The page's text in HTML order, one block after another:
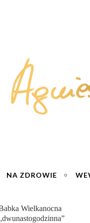
NA ZDROWIE
Genialny zakwas z buraków
roboty – wzmacnia krew i